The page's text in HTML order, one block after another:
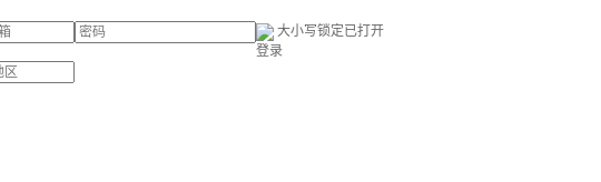
大小写锁定已打开
登录